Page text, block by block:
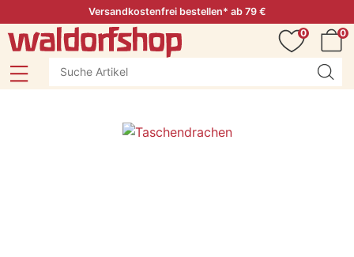
Versandkostenfrei bestellen* ab 79 €
0
0